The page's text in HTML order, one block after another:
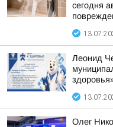
сегодня
Леонид
Олег